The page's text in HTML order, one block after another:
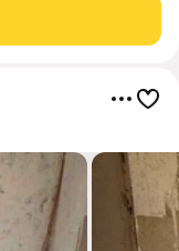
Балкон 6 м